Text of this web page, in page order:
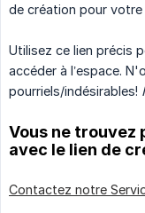
de création pour votre
Utilisez ce lien précis
accéder à l’espace.
pourriels/indésirables!
Vous ne trouvez
avec le lien de
Contactez notre